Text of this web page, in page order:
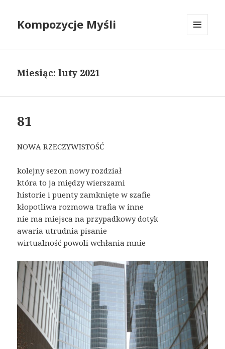
Kompozycje Myśli
Miesiąc:luty 2021
81
NOWA RZECZYWISTOŚĆ
kolejny sezon nowy rozdział
która to ja między wierszami
historie i puenty zamknięte w szafie
kłopotliwa rozmowa trafia w inne
nie ma miejsca na przypadkowy dotyk
awaria utrudnia pisanie
wirtualność powoli wchłania mnie